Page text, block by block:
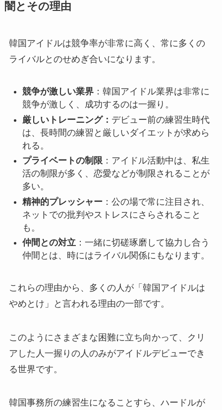
闇とその理由
韓国アイドルは競争率が非常に高く、常に多くの
ライバルとのせめぎ合いになります。
競争が激しい業界：韓国アイドル業界は非常に
競争が激しく、成功するのは一握り。
厳しいトレーニング： デビュー前の練習生時代
は、長時間の練習と厳しいダイエットが求めら
れる。
プライベートの制限：アイドル活動中は、私生
活の制限が多く、恋愛などが制限されることが
多い。
精神的プレッシャー ：公の場で常に注目され、
ネットでの批判やストレスにさらされること
も。
仲間との対立：一緒に切磋琢磨して協力し合う
仲間とは、時にはライバル関係にもなります。
これらの理由から、多くの人が「韓国アイドルは
やめとけ」と言われる理由の一部です。
このようにさまざまな困難に立ち向かって、クリ
アした人一握りの人のみがアイドルデビューでき
る世界です。
韓国事務所の練習生になることすら、ハードルが